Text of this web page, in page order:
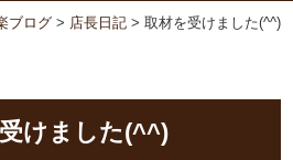
喜楽ブログ
ブログ> 店⾧日記> 取材を受けました(^^)
けました(^^)